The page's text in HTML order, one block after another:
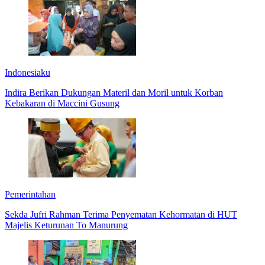
Indonesiaku
Indira Berikan Dukungan Materil dan Moril untuk Korban
Kebakaran di Maccini Gusung
Pemerintahan
Sekda Jufri Rahman Terima Penyematan Kehormatan di HUT
Majelis Keturunan To Manurung